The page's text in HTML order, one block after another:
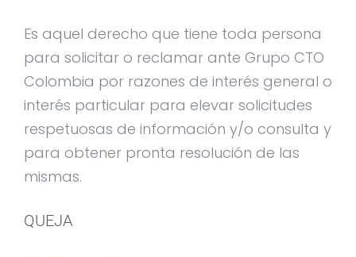
Es aquel derecho que tiene toda persona
para solicitar o reclamar ante Grupo CTO
Colombia por razones de interés general o
interés particular para elevar solicitudes
respetuosas de información y/o consulta y
para obtener pronta resolución de las
mismas.
QUEJA